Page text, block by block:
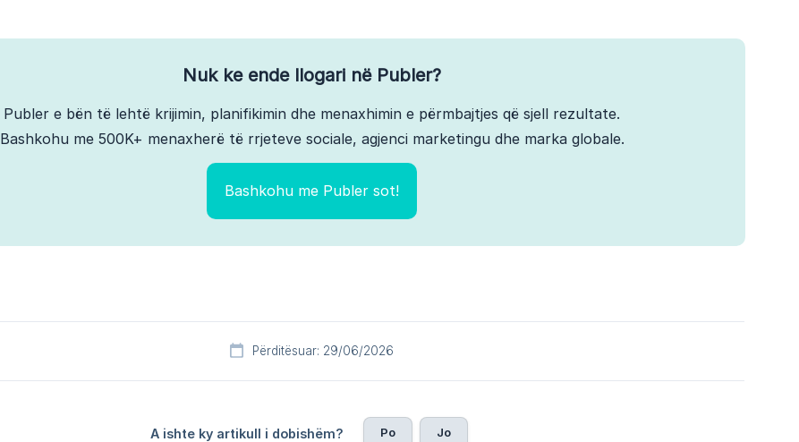
Nuk ke ende llogari në Publer?
Publer e bën të lehtë krijimin, planifikimin dhe menaxhimin e përmbajtjes që sjell rezultate.
Bashkohu me 500K+ menaxherë të rrjeteve sociale, agjenci marketingu dhe marka globale.
Bashkohu me Publer sot!
Përditësuar: 29/06/2026
A ishte ky artikull i dobishëm? Po Jo